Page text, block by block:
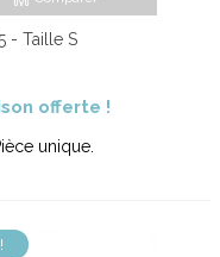
- Taille S
offerte !
unique.